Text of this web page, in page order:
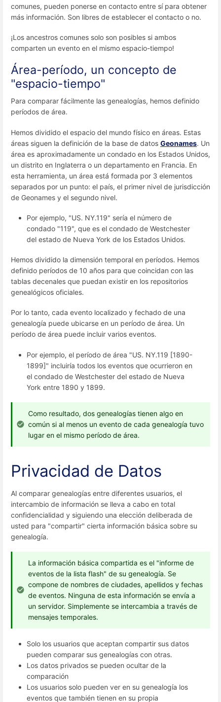
comunes, pueden ponerse en contacto entre sí para obtener
más información. Son libres de establecer el contacto o no.
¡Los ancestros comunes solo son posibles si ambos
comparten un evento en el mismo espacio-tiempo!
Área-período, un concepto de
"espacio-tiempo"
Para comparar fácilmente las genealogías, hemos definido
períodos de área.
Hemos dividido el espacio del mundo físico en áreas. Estas
áreas siguen la definición de la base de datos Geonames. Un
área es aproximadamente un condado en los Estados Unidos,
un distrito en Inglaterra o un departamento en Francia. En
esta herramienta, un área está formada por 3 elementos
separados por un punto: el país, el primer nivel de jurisdicción
de Geonames y el segundo nivel.
Por ejemplo, "US. NY.119" sería el número de
condado "119", que es el condado de Westchester
del estado de Nueva York de los Estados Unidos.
Hemos dividido la dimensión temporal en períodos. Hemos
definido períodos de 10 años para que coincidan con las
tablas decenales que puedan existir en los repositorios
genealógicos oficiales.
Por lo tanto, cada evento localizado y fechado de una
genealogía puede ubicarse en un período de área. Un
período de área puede incluir varios eventos.
Por ejemplo, el período de área "US. NY.119 [1890-
1899]" incluiría todos los eventos que ocurrieron en
el condado de Westchester del estado de Nueva
York entre 1890 y 1899.
Como resultado, dos genealogías tienen algo en
común si al menos un evento de cada genealogía tuvo
lugar en el mismo período de área.
Privacidad de Datos
Al comparar genealogías entre diferentes usuarios, el
intercambio de información se lleva a cabo en total
confidencialidad y siguiendo una elección deliberada de
usted para "compartir" cierta información básica sobre su
genealogía.
La información básica compartida es el "informe de
eventos de la lista flash" de su genealogía. Se
compone de nombres de ciudades, apellidos y fechas
de eventos. Ninguna de esta información se envía a
un servidor. Simplemente se intercambia a través de
mensajes temporales.
Solo los usuarios que aceptan compartir sus datos
pueden comparar sus genealogías con otras.
Los datos privados se pueden ocultar de la
comparación
Los usuarios solo pueden ver en su genealogía los
eventos que también tienen en su propia